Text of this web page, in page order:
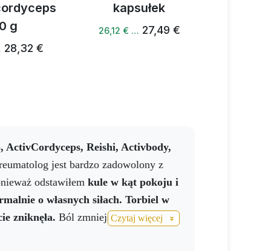
g
28,32 €
kapsułek
26,12 € … 27,49 €
ActivCordyceps, Reishi, Activbody,
jest bardzo zadowolony z
odstawiłem kule w kąt pokoju i
o własnych siłach. Torbiel w
zniknęła. Ból zmniejszył się i mogę
Czytaj więcej